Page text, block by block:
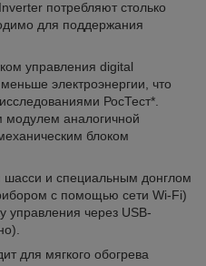
потребляют столько
для поддержания
управления digital
электроэнергии, что
РосТест*.
модулем аналогичной
блоком
и специальным донглом
с помощью сети Wi-Fi)
управления через USB-
для мягкого обогрева